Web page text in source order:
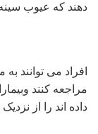
برای مشاهده
بهترین جراح سینه
اقدام به هرگونه